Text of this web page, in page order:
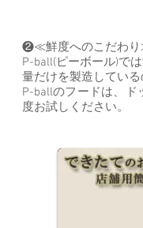
❷≪鮮度へのこだわ
P-ball(ピーボール)で
量だけを製造してい
P-ballのフードは、ド
度お試しください。